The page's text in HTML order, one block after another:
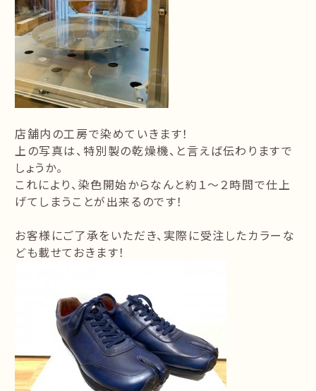
店舗内の工房で染めていきます！
上の写真は、特別製の乾燥機、と言えば伝わりますで
しょうか。
これにより、染色開始からなんと約１～２時間で仕上
げてしまうことが出来るのです！
お客様にご了承をいただき、実際に受注したカラーな
ども載せておきます！